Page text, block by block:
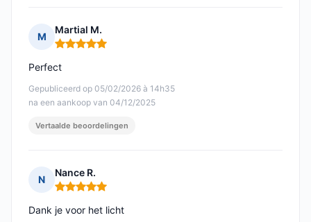
M
Martial M.
Opmerking: 5 van 5
Gepubliceerd op 05/02/2026 à 14h35
na een aankoop van 04/12/2025
Perfect
Vertaalde beoordelingen
N
Nance R.
Opmerking: 5 van 5
Dank je voor het licht